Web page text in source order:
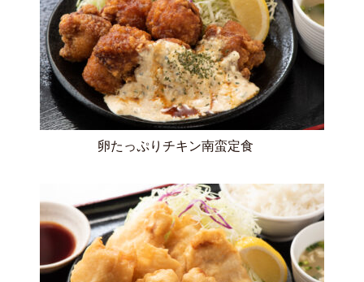
卵たっぷりチキン南蛮定食